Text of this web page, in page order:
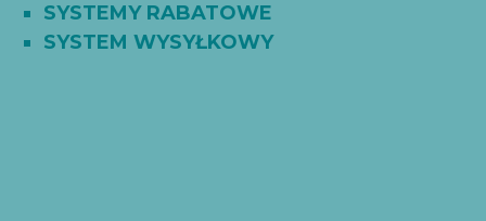
SYSTEMY RABATOWE
SYSTEM WYSYŁKOWY